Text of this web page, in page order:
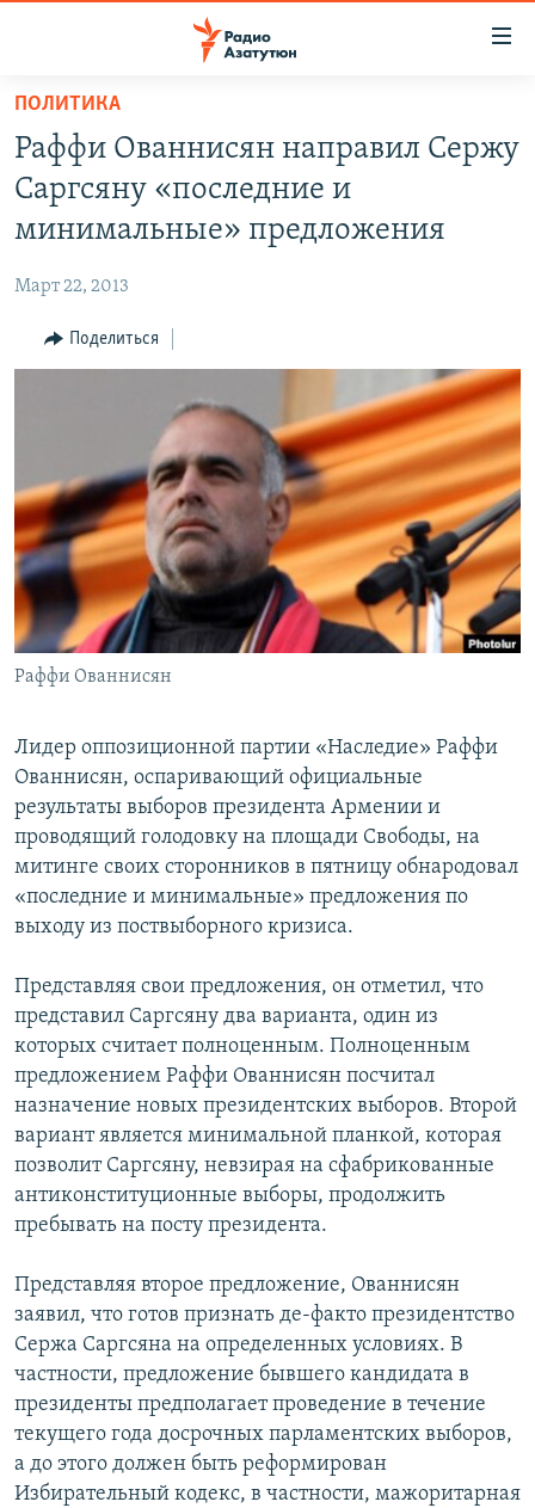
Перейти
основному
содержанию
Перейти
основной
навигации
Перейти
ГЛАВНАЯ
НОВОСТИ
ПОЛИТИКА
ЭКОНОМИКА
РЕГИОН
АРХИВ
Հայերեն
English
Русский
ПОЛИТИКА
Раффи Ованнисян направил Сержу
Саргсяну «последние и
минимальные» предложения
Март 22, 2013
Поделиться
Раффи Ованнисян
Лидер оппозиционной партии «Наследие» Раффи
Ованнисян, оспаривающий официальные
результаты выборов президента Армении и
проводящий голодовку на площади Свободы, на
митинге своих сторонников в пятницу обнародовал
«последние и минимальные» предложения по
выходу из поствыборного кризиса.
Представляя свои предложения, он отметил, что
представил Саргсяну два варианта, один из
которых считает полноценным. Полноценным
предложением Раффи Ованнисян посчитал
назначение новых президентских выборов. Второй
вариант является минимальной планкой, которая
позволит Саргсяну, невзирая на сфабрикованные
антиконституционные выборы, продолжить
пребывать на посту президента.
Представляя второе предложение, Ованнисян
заявил, что готов признать де-факто президентство
Сержа Саргсяна на определенных условиях. В
частности, предложение бывшего кандидата в
президенты предполагает проведение в течение
текущего года досрочных парламентских выборов,
а до этого должен быть реформирован
Избирательный кодекс, в частности, мажоритарная